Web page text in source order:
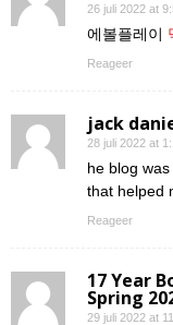
26 juli 2022 at
에볼플레이
Reageer
jack
28 juli 2022 at
he blog
that helped
Reageer
17 Year
Spring
29 juli 2022 at